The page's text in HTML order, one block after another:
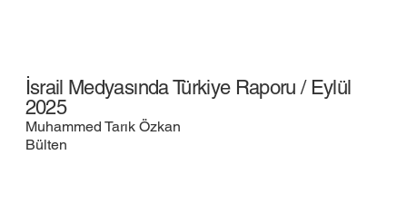
İsrail Medyasında Türkiye Raporu / Eylül
2025
Muhammed Tarık Özkan
Bülten